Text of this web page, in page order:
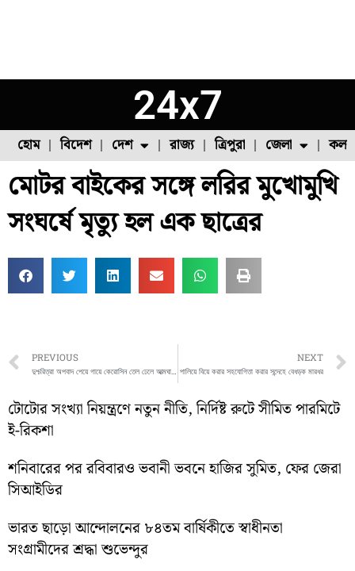
24x7
হোম বিদেশ দেশ
ফুল চাষ ফল চাষ মাছ চাষ পোল্ট্রি চাষ
রাজ্য ত্রিপুরা জেলা
উত্তর ২৪ পরগনা
মোটর বাইকের সঙ্গে লরির মুখোমুখি
সংঘর্ষে মৃত্যু হল এক ছাত্রের
Prev
PREVIOUS
দুশ্চরিত্রা অপবাদ পেয়ে গায়ে কেরোসিন তেল ঢেলে আত্মঘাতী এক গৃহবধূ
NEXT
পালিয়ে বিয়ে করার সহযোগিতা করার সন্দেহে বেধড়ক মারধর
টোটোর সংখ্যা নিয়ন্ত্রণে নতুন নীতি, নির্দিষ্ট রুটে সীমিত পারমিটে
ই-রিকশা
শনিবারের পর রবিবারও ভবানী ভবনে হাজির সুমিত, ফের জেরা
সিআইডির
ভারত ছাড়ো আন্দোলনের ৮৪তম বার্ষিকীতে স্বাধীনতা
সংগ্রামীদের শ্রদ্ধা শুভেন্দুর